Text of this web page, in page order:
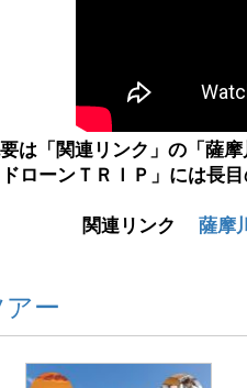
は「関連リンク」の「薩
ドローンＴＲＩＰ」には長
関連リンク 薩摩
ー